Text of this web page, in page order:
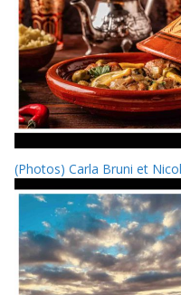
(Photos) Carla Bruni et